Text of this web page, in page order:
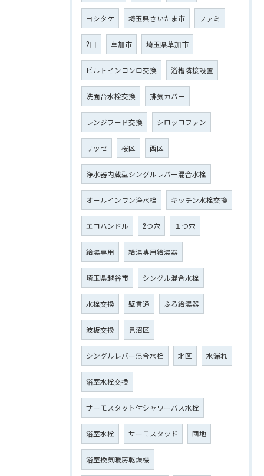
ヨシタケ 埼玉県さいたま市 ファミ
2口 草加市 埼玉県草加市
ビルトインコンロ交換 浴槽隣接設置
洗面台水栓交換 排気カバー
レンジフード交換 シロッコファン
リッセ 桜区 西区
浄水器内蔵型シングルレバー混合水栓
オールインワン浄水栓 キッチン水栓交換
エコハンドル 2つ穴 １つ穴
給湯専用 給湯専用給湯器
埼玉県越谷市 シングル混合水栓
水栓交換 壁貫通 ふろ給湯器
波板交換 見沼区
シングルレバー混合水栓 北区 水漏れ
浴室水栓交換
サーモスタット付シャワーバス水栓
浴室水栓 サーモスタッド 団地
浴室換気暖房乾燥機